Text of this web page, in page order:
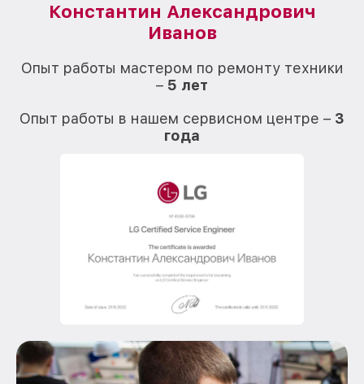
Константин Александрович
Иванов
Опыт работы мастером по ремонту техники
– 5 лет
Опыт работы в нашем сервисном центре – 3
года